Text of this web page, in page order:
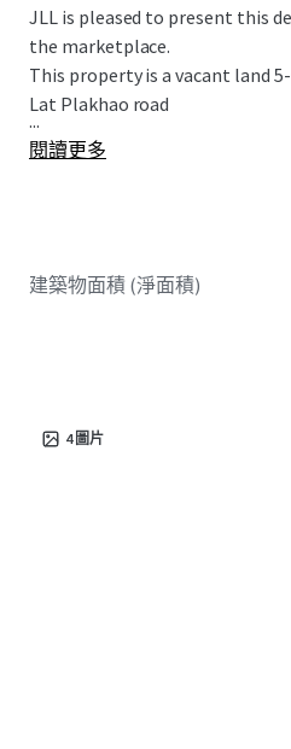
JLL is pleased to present this
the marketplace.
This property is a vacant land
Lat Plakhao road
...
閱讀更多
建築物面積 (淨面積)
4 圖片